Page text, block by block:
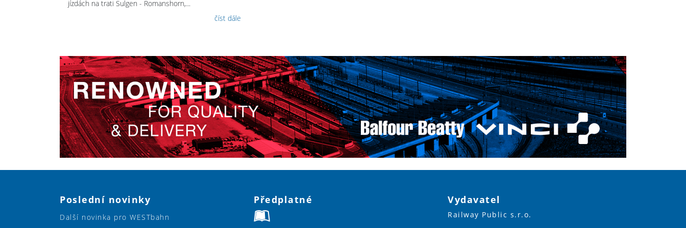
jízdách na trati Sulgen - Romanshorn,...
číst dále
Poslední novinky
Další novinka pro WESTbahn
Předplatné Vydavatel
Railway Public s.r.o.